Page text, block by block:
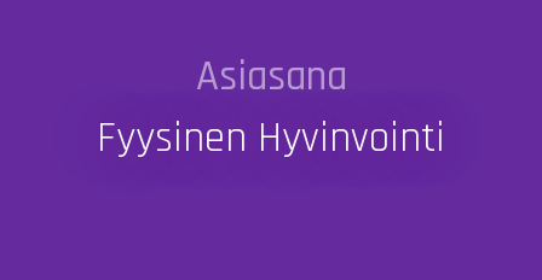
Asiasana
Fyysinen Hyvinvointi